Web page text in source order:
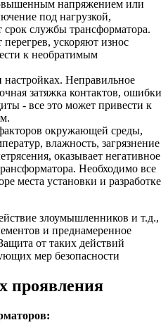
напряжением или
под нагрузкой,
срок службы трансформатора.
ускоряют износ
к необратимым
Неправильное
затяжка контактов, ошибки
- все это может привести к
окружающей среды,
влажность, загрязнение
оказывает негативное
Необходимо все
места установки и разработке
злоумышленников и т.д.,
и преднамеренное
от таких действий
мер безопасности
проявления